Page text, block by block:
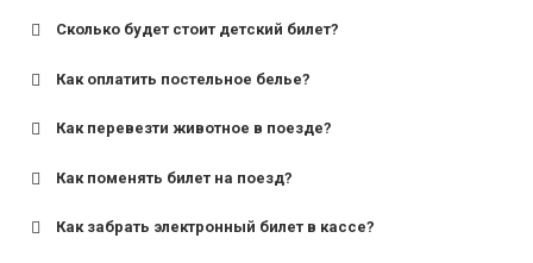
для поездов дальнего следования — от 10 лет и
для пригородных поездов — от 7 лет.
Сколько будет стоит детский билет?
Как оплатить постельное белье?
Как перевезти животное в поезде?
Как поменять билет на поезд?
Как забрать электронный билет в кассе?